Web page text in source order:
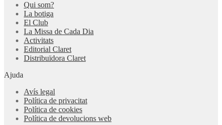
Qui som?
La botiga
El Club
La Missa de Cada Dia
Activitats
Editorial Claret
Distribuïdora Claret
Ajuda
Avís legal
Política de privacitat
Política de cookies
Política de devolucions web